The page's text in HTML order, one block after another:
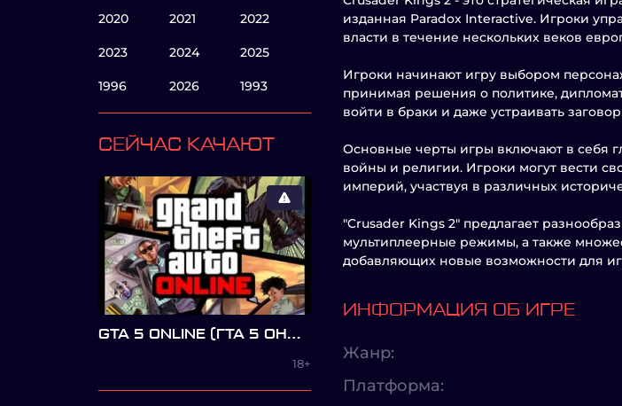
2020 2021 2022
2023 2024 2025
1996 2026 1993
СЕЙЧАС КАЧАЮТ
GTA 5 ONLINE (ГТА 5 ОНЛАЙН)
18+
изданная Paradox Interactive. Игроки
власти в течение нескольких веков
Игроки начинают игру выбором
принимая решения о политике,
войти в браки и даже устраивать
Основные черты игры включают в себя
войны и религии. Игроки могут вести
империй, участвуя в различных
"Crusader Kings 2" предлагает
мультиплеерные режимы, а также
добавляющих новые возможности для
ИНФОРМАЦИЯ ОБ ИГРЕ
Жанр:
Платформа: